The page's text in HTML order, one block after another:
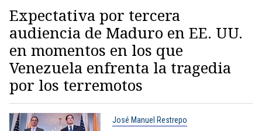
Expectativa por tercera
audiencia de Maduro en EE. UU.
en momentos en los que
Venezuela enfrenta la tragedia
por los terremotos
José Manuel Restrepo